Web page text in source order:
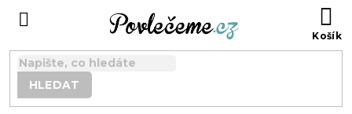
HLEDAT